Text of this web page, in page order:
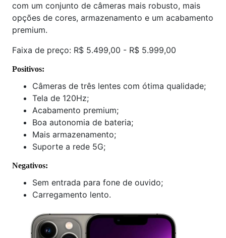
com um conjunto de câmeras mais robusto, mais
opções de cores, armazenamento e um acabamento
premium.
Faixa de preço: R$ 5.499,00 - R$ 5.999,00
Positivos:
Câmeras de três lentes com ótima qualidade;
Tela de 120Hz;
Acabamento premium;
Boa autonomia de bateria;
Mais armazenamento;
Suporte a rede 5G;
Negativos:
Sem entrada para fone de ouvido;
Carregamento lento.